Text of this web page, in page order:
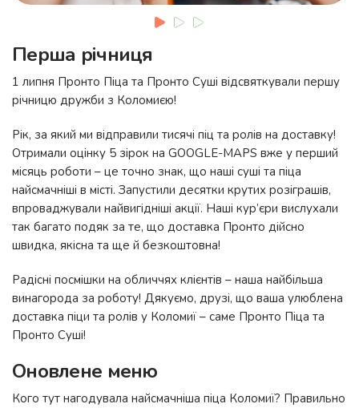
Перша річниця
1 липня Пронто Піца та Пронто Суші відсвяткували першу
річницю дружби з Коломиєю!
Рік, за який ми відправили тисячі піц та ролів на доставку!
Отримали оцінку 5 зірок на GOOGLE-MAPS вже у перший
місяць роботи – це точно знак, що наші суші та піца
найсмачніші в місті. Запустили десятки крутих розіграшів,
впроваджували найвигідніші акції. Наші кур’єри вислухали
так багато подяк за те, що доставка Пронто дійсно
швидка, якісна та ще й безкоштовна!
Радісні посмішки на обличчях клієнтів – наша найбільша
винагорода за роботу! Дякуємо, друзі, що ваша улюблена
доставка піци та ролів у Коломиї – саме Пронто Піца та
Пронто Суші!
Оновлене меню
Кого тут нагодувала найсмачніша піца Коломиї? Правильно